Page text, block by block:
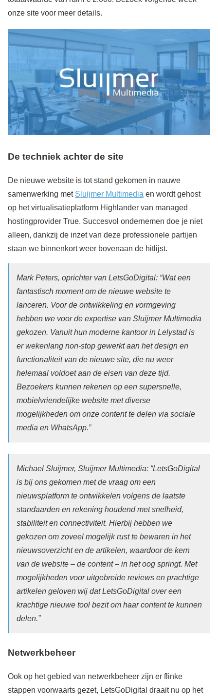
onze site voor meer details.
De techniek achter de site
De nieuwe website is tot stand gekomen in nauwe
samenwerking met Sluijmer Multimedia en wordt gehost
op het virtualisatieplatform Highlander van managed
hostingprovider True. Succesvol ondernemen doe je niet
alleen, dankzij de inzet van deze professionele partijen
staan we binnenkort weer bovenaan de hitlijst.
Mark Peters, oprichter van LetsGoDigital: “Wat een
fantastisch moment om de nieuwe website te
lanceren. Voor de ontwikkeling en vormgeving
hebben we voor de expertise van Sluijmer Multimedia
gekozen. Vanuit hun moderne kantoor in Lelystad is
er wekenlang non-stop gewerkt aan het design en
functionaliteit van de nieuwe site, die nu weer
helemaal voldoet aan de eisen van deze tijd.
Bezoekers kunnen rekenen op een supersnelle,
mobielvriendelijke website met diverse
mogelijkheden om onze content te delen via sociale
media en WhatsApp.”
Michael Sluijmer, Sluijmer Multimedia: “LetsGoDigital
is bij ons gekomen met de vraag om een
nieuwsplatform te ontwikkelen volgens de laatste
standaarden en rekening houdend met snelheid,
stabiliteit en connectiviteit. Hierbij hebben we
gekozen om zoveel mogelijk rust te bewaren in het
nieuwsoverzicht en de artikelen, waardoor de kern
van de website – de content – in het oog springt. Met
mogelijkheden voor uitgebreide reviews en prachtige
artikelen geloven wij dat LetsGoDigital over een
krachtige nieuwe tool bezit om haar content te kunnen
delen.”
Netwerkbeheer
Ook op het gebied van netwerkbeheer zijn er flinke
stappen voorwaarts gezet, LetsGoDigital draait nu op het